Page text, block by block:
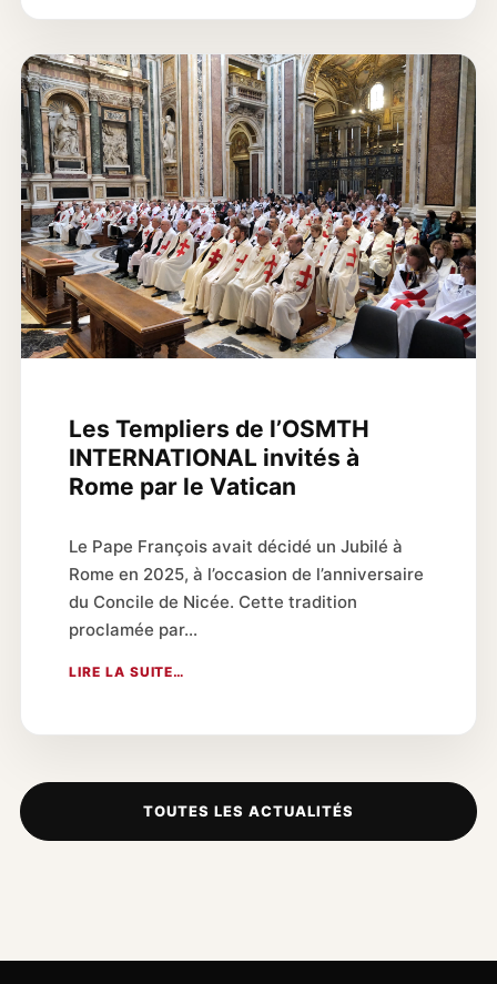
Les Templiers de l’OSMTH
INTERNATIONAL invités à
Rome par le Vatican
Le Pape François avait décidé un Jubilé à
Rome en 2025, à l’occasion de l’anniversaire
du Concile de Nicée. Cette tradition
proclamée par…
LIRE LA SUITE…
TOUTES LES ACTUALITÉS